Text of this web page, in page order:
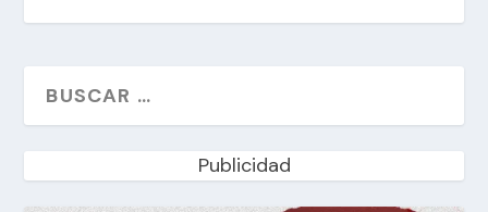
Publicidad